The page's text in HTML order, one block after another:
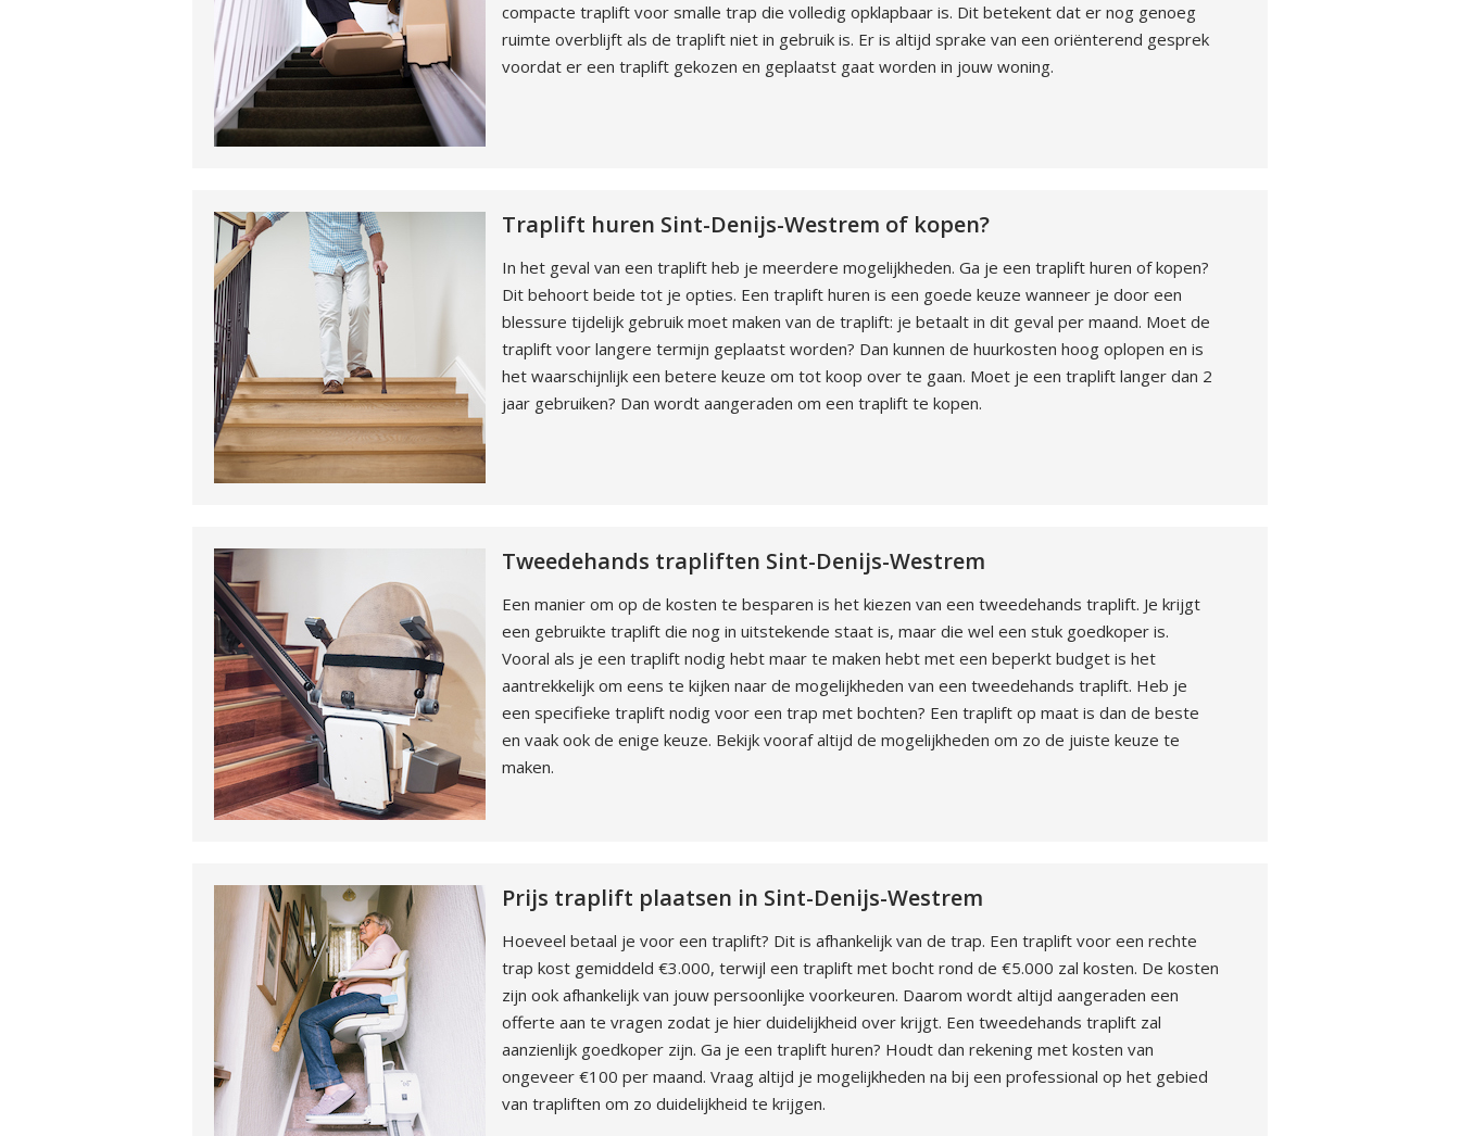
compacte traplift voor smalle trap die volledig opklapbaar is. Dit betekent dat er nog genoeg
ruimte overblijft als de traplift niet in gebruik is. Er is altijd sprake van een oriënterend gesprek
voordat er een traplift gekozen en geplaatst gaat worden in jouw woning.
Traplift huren Sint-Denijs-Westrem of kopen?
In het geval van een traplift heb je meerdere mogelijkheden. Ga je een traplift huren of kopen?
Dit behoort beide tot je opties. Een traplift huren is een goede keuze wanneer je door een
blessure tijdelijk gebruik moet maken van de traplift: je betaalt in dit geval per maand. Moet de
traplift voor langere termijn geplaatst worden? Dan kunnen de huurkosten hoog oplopen en is
het waarschijnlijk een betere keuze om tot koop over te gaan. Moet je een traplift langer dan 2
jaar gebruiken? Dan wordt aangeraden om een traplift te kopen.
Tweedehands trapliften Sint-Denijs-Westrem
Een manier om op de kosten te besparen is het kiezen van een tweedehands traplift. Je krijgt
een gebruikte traplift die nog in uitstekende staat is, maar die wel een stuk goedkoper is.
Vooral als je een traplift nodig hebt maar te maken hebt met een beperkt budget is het
aantrekkelijk om eens te kijken naar de mogelijkheden van een tweedehands traplift. Heb je
een specifieke traplift nodig voor een trap met bochten? Een traplift op maat is dan de beste
en vaak ook de enige keuze. Bekijk vooraf altijd de mogelijkheden om zo de juiste keuze te
maken.
Prijs traplift plaatsen in Sint-Denijs-Westrem
Hoeveel betaal je voor een traplift? Dit is afhankelijk van de trap. Een traplift voor een rechte
trap kost gemiddeld €3.000, terwijl een traplift met bocht rond de €5.000 zal kosten. De kosten
zijn ook afhankelijk van jouw persoonlijke voorkeuren. Daarom wordt altijd aangeraden een
offerte aan te vragen zodat je hier duidelijkheid over krijgt. Een tweedehands traplift zal
aanzienlijk goedkoper zijn. Ga je een traplift huren? Houdt dan rekening met kosten van
ongeveer €100 per maand. Vraag altijd je mogelijkheden na bij een professional op het gebied
van trapliften om zo duidelijkheid te krijgen.